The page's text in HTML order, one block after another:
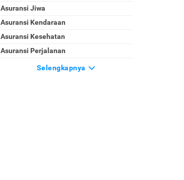
Asuransi Jiwa
Asuransi Kendaraan
Asuransi Kesehatan
Asuransi Perjalanan
Selengkapnya